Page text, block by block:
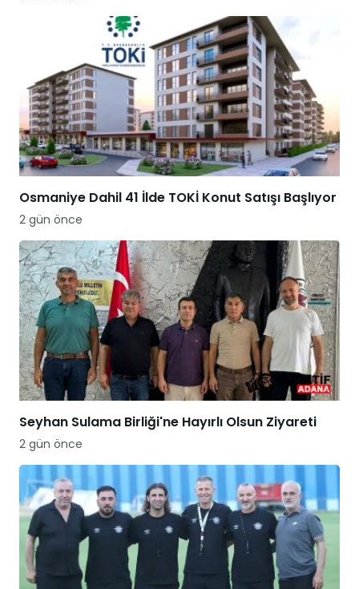
Osmaniye Dahil 41 İlde TOKİ Konut Satışı Başlıyor
2 gün önce
Seyhan Sulama Birliği'ne Hayırlı Olsun Ziyareti
2 gün önce